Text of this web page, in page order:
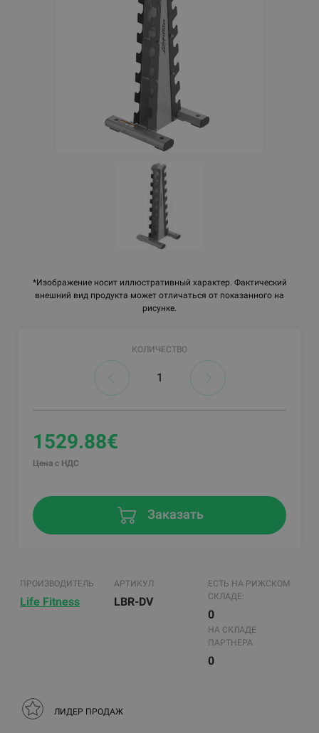
*Изображение носит иллюстративный характер. Фактический
внешний вид продукта может отличаться от показанного на
рисунке.
КОЛИЧЕСТВО
1529.88€
Цена с НДС
Заказать
ПРОИЗВОДИТЕЛЬ
Life Fitness
АРТИКУЛ
LBR-DV
ЕСТЬ НА РИЖСКОМ
СКЛАДЕ:
0
НА СКЛАДЕ
ПАРТНЕРА
0
ЛИДЕР ПРОДАЖ